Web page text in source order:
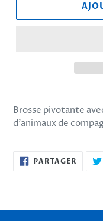
d'un
produit
panier
Brosse pivotante
d'animaux de
PARTAGER
SUR